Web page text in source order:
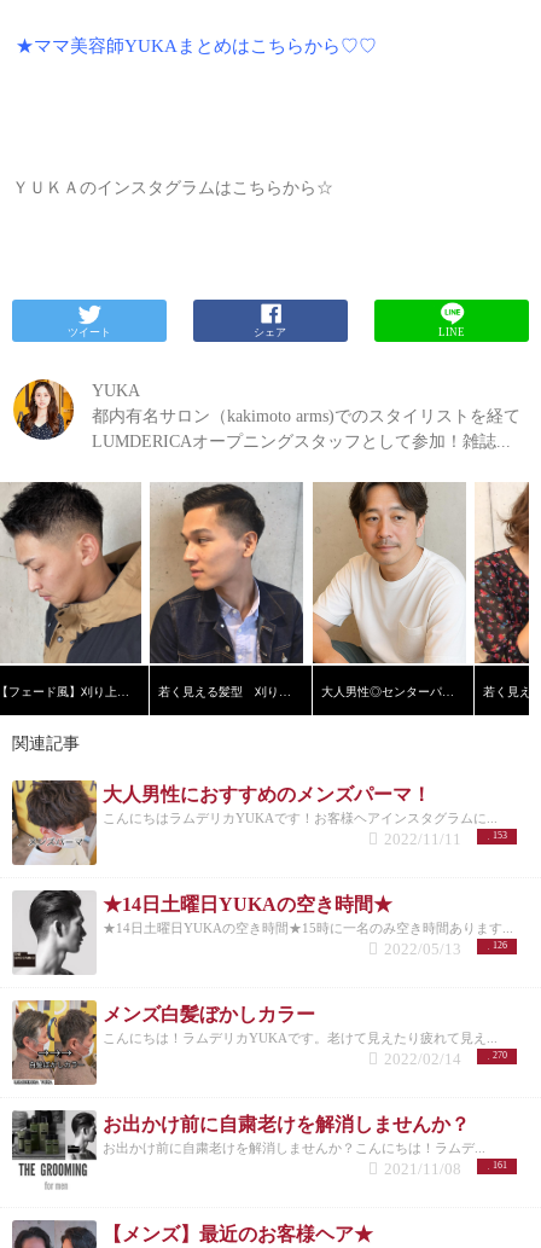
★ママ美容師YUKAまとめはこちらから♡♡
ＹＵＫＡのインスタグラムはこちらから☆
ツイート シェア LINE
YUKA
都内有名サロン（kakimoto arms)でのスタイリストを経て
LUMDERICAオープニングスタッフとして参加！雑誌...
大人男性◎センターパート
関連記事
大人男性におすすめのメンズパーマ！
こんにちはラムデリカYUKAです！お客様ヘアインスタグラムに...
153
2022/11/11
★14日土曜日YUKAの空き時間★
★14日土曜日YUKAの空き時間★15時に一名のみ空き時間あります...
126
2022/05/13
メンズ白髪ぼかしカラー
こんにちは！ラムデリカYUKAです。老けて見えたり疲れて見え...
270
2022/02/14
お出かけ前に自粛老けを解消しませんか？
お出かけ前に自粛老けを解消しませんか？こんにちは！ラムデ...
161
2021/11/08
【メンズ】最近のお客様ヘア★